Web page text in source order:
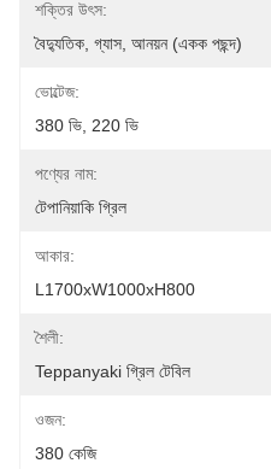
শক্তির উৎস:
বৈদ্যুতিক, গ্যাস, আনয়ন (একক পছন্দ)
ভোল্টেজ:
380 ভি, 220 ভি
পণ্যের নাম:
টেপানিয়াকি গ্রিল
আকার:
L1700xW1000xH800
শৈলী:
Teppanyaki গ্রিল টেবিল
ওজন:
380 কেজি